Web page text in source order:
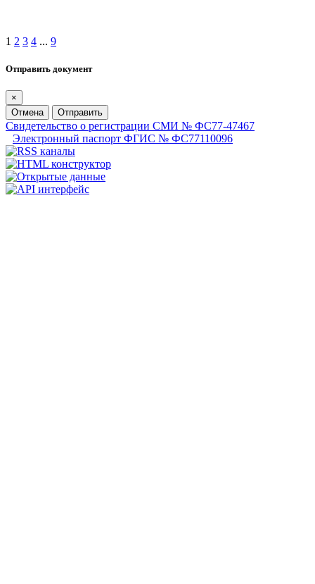
1 2 3 4 ... 9
Отправить документ
×
Отмена
Отправить
Свидетельство о регистрации СМИ № ФС77-47467
Электронный паспорт ФГИС № ФС77110096